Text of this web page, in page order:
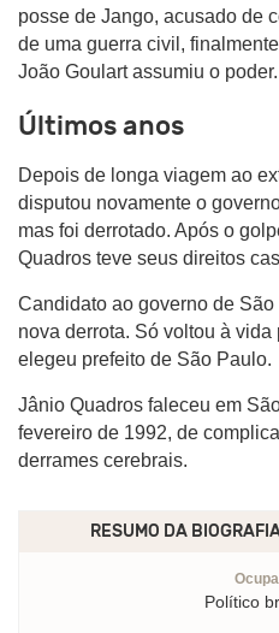
posse de Jango, acusado de
de uma guerra civil,
João Goulart assumiu o poder.
Últimos anos
Depois de longa viagem ao
disputou novamente o
mas foi derrotado. Após o
Quadros teve seus direitos
Candidato ao governo de
nova derrota. Só voltou à
elegeu prefeito de São Paulo.
Jânio Quadros faleceu em
fevereiro de 1992, de
derrames cerebrais.
RESUMO DA
Político